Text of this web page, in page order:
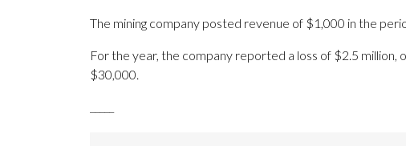
The mining company posted revenue of $1,000 in the
For the year, the company reported a loss of $2.5
$30,000.